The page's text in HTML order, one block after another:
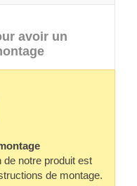
avoir un
de notre produit est
de montage.